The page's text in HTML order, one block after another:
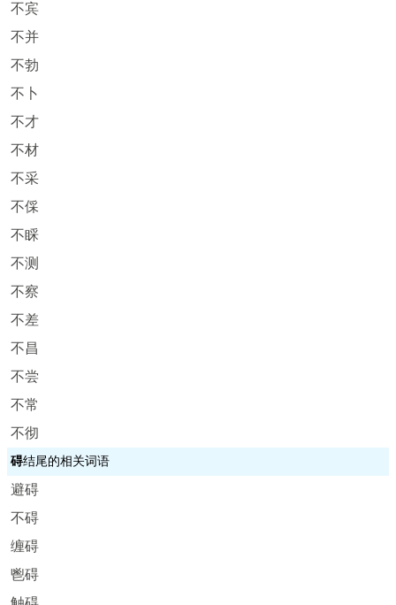
不宾
不并
不勃
不卜
不才
不材
不采
不倸
不睬
不测
不察
不差
不昌
不尝
不常
不彻
碍结尾的相关词语
避碍
不碍
缠碍
鬯碍